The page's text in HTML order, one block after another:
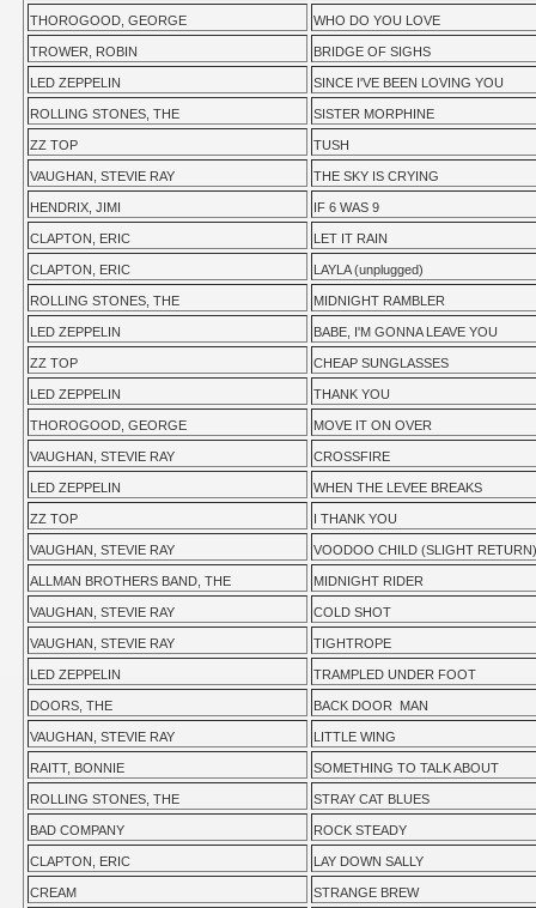
THOROGOOD, GEORGE WHO DO YOU LOVE
TROWER, ROBIN BRIDGE OF SIGHS
LED ZEPPELIN SINCE I'VE BEEN LOVING YOU
ROLLING STONES, THE SISTER MORPHINE
ZZ TOP TUSH
VAUGHAN, STEVIE RAY THE SKY IS CRYING
HENDRIX, JIMI IF 6 WAS 9
CLAPTON, ERIC LET IT RAIN
CLAPTON, ERIC LAYLA (unplugged)
ROLLING STONES, THE MIDNIGHT RAMBLER
LED ZEPPELIN BABE, I'M GONNA LEAVE YOU
ZZ TOP CHEAP SUNGLASSES
LED ZEPPELIN THANK YOU
THOROGOOD, GEORGE MOVE IT ON OVER
VAUGHAN, STEVIE RAY CROSSFIRE
LED ZEPPELIN WHEN THE LEVEE BREAKS
ZZ TOP I THANK YOU
VAUGHAN, STEVIE RAY VOODOO CHILD (SLIGHT RETURN)
ALLMAN BROTHERS BAND, THE MIDNIGHT RIDER
VAUGHAN, STEVIE RAY COLD SHOT
VAUGHAN, STEVIE RAY TIGHTROPE
LED ZEPPELIN TRAMPLED UNDER FOOT
DOORS, THE BACK DOOR MAN
VAUGHAN, STEVIE RAY LITTLE WING
RAITT, BONNIE SOMETHING TO TALK ABOUT
ROLLING STONES, THE STRAY CAT BLUES
BAD COMPANY ROCK STEADY
CLAPTON, ERIC LAY DOWN SALLY
CREAM STRANGE BREW